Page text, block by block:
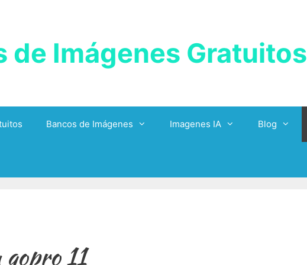
de Imágenes Gratuitos
Bancos de Imágenes Imagenes IA Blog
11